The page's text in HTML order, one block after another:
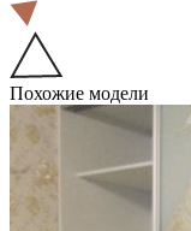
Похожие модели